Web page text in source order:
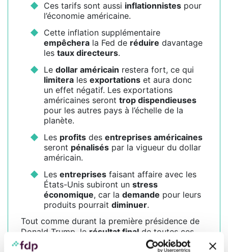
Ces tarifs sont aussi inflationnistespour
l’économie américaine.
Cette inflation supplémentaire
empêcherala Fed de réduire davantage
les taux directeurs.
Le dollar américain restera fort, ce qui
limiterales exportationset aura donc
un effet négatif. Les exportations
américaines seront trop dispendieuses
pour les autres pays à l’échelle de la
planète.
Les profitsdes entreprises américaines
seront pénaliséspar la vigueur du dollar
américain.
Les entreprisesfaisant affaire avec les
États-Unis subiront un stress
économique, car la demande pour leurs
produits pourrait diminuer.
Tout comme durant la première présidence de
Donald Trump, le résultat final de toutes ces
négociations sera sans doute
plus équilibré